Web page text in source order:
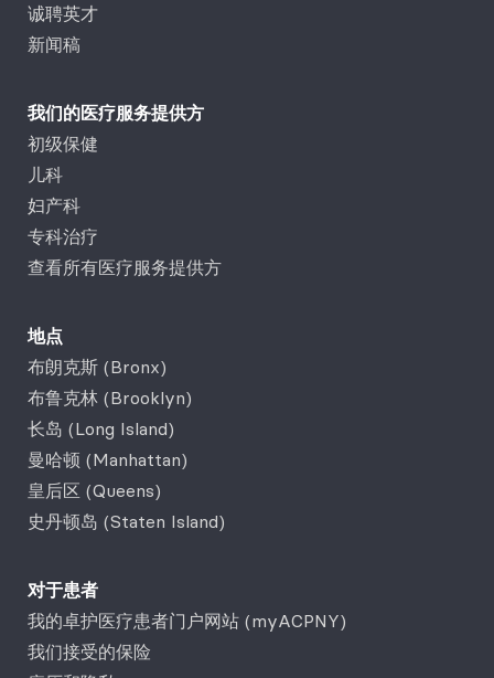
诚聘英才
新闻稿
我们的医疗服务提供方
初级保健
儿科
妇产科
专科治疗
查看所有医疗服务提供方
地点
布朗克斯 (Bronx)
布鲁克林 (Brooklyn)
长岛 (Long Island)
曼哈顿 (Manhattan)
皇后区 (Queens)
史丹顿岛 (Staten Island)
对于患者
我的卓护医疗患者门户网站 (myACPNY)
我们接受的保险